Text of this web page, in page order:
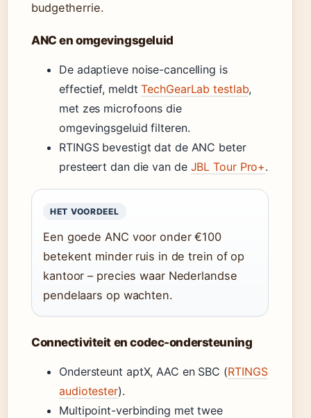
budgetherrie.
ANC en omgevingsgeluid
De adaptieve noise-cancelling is
effectief, meldtTechGearLab testlab,
met zes microfoons die
omgevingsgeluid filteren.
RTINGS bevestigt dat de ANC beter
presteert dan die van de JBL Tour Pro+.
HET VOORDEEL
Een goede ANC voor onder €100
betekent minder ruis in de trein of op
kantoor – precies waar Nederlandse
pendelaars op wachten.
Connectiviteit en codec-ondersteuning
Ondersteunt aptX, AAC en SBC (RTINGS
audiotester).
Multipoint-verbinding met twee